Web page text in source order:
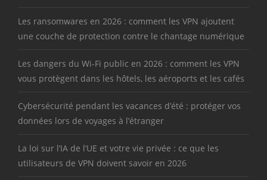
Les ransomwares en 2026 : comment les VPN ajoutent
une couche de protection contre le chantage numérique
Les dangers du Wi-Fi public en 2026 : comment les VPN
vous protègent dans les hôtels, les aéroports et les cafés
Cybersécurité pendant les vacances d’été : protéger vos
données lors de voyages à l’étranger
La loi sur l’IA de l’UE et votre vie privée : ce que les
utilisateurs de VPN doivent savoir en 2026